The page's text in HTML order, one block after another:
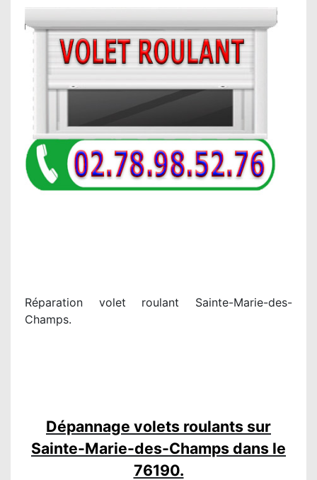
Réparation volet roulant Sainte-Marie-des-
Champs.
Dépannage volets roulants sur
Sainte-Marie-des-Champs dans le
76190.